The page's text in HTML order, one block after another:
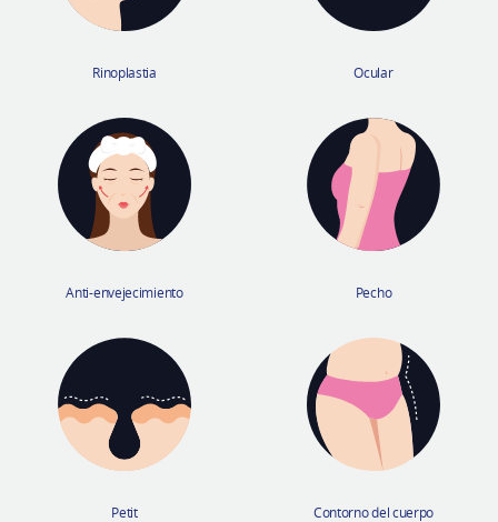
Rinoplastia Ocular
Anti-envejecimiento Pecho
Petit Contorno del cuerpo